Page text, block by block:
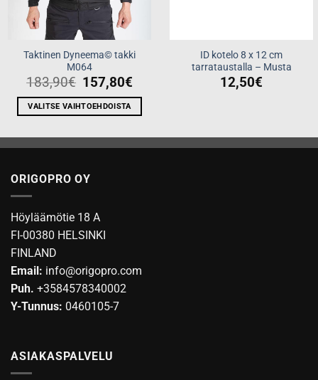
Taktinen Dyneema© takki
M064
183,90€
Alkuperäinen
hinta
oli:
183,90€.
157,80€Nykyinen
hinta
on:
VALITSE VAIHTOEHDOISTA
tuotteella
muunnelma.
tehdä
tuotteen
ID kotelo 8 x 12 cm
tarrataustalla – Musta
12,50€
ORIGOPRO OY
Höyläämötie 18 A
FI-00380 HELSINKI
FINLAND
Email: info@origopro.com
Puh. +3584578340002
Y-Tunnus: 0460105-7
ASIAKASPALVELU